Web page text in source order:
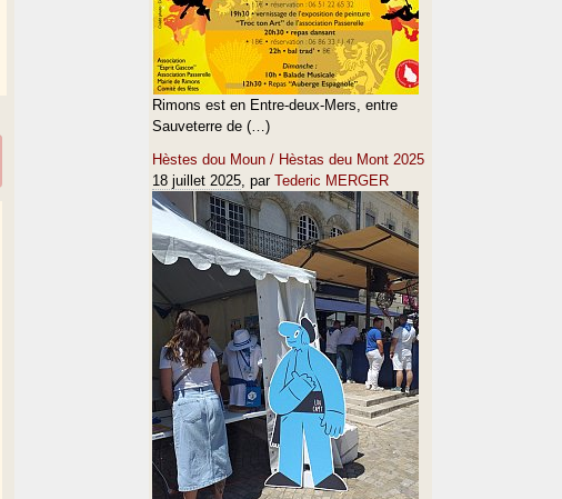
Rimons est en Entre-deux-Mers, entre
Sauveterre de (…)
Hèstes dou Moun / Hèstas deu Mont 2025
18 juillet 2025, par Tederic MERGER